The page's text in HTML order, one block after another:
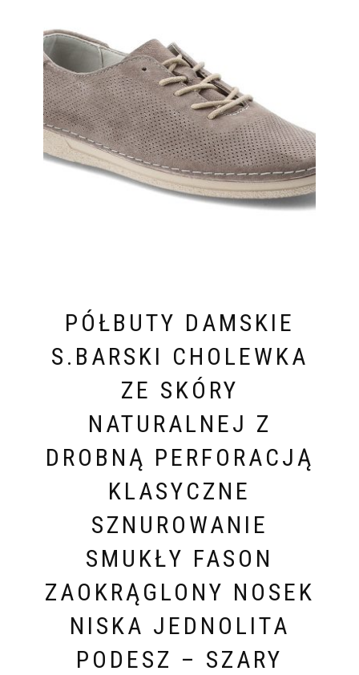
PÓŁBUTY DAMSKIE
S.BARSKI CHOLEWKA
ZE SKÓRY
NATURALNEJ Z
DROBNĄ PERFORACJĄ
KLASYCZNE
SZNUROWANIE
SMUKŁY FASON
ZAOKRĄGLONY NOSEK
NISKA JEDNOLITA
PODESZ – SZARY